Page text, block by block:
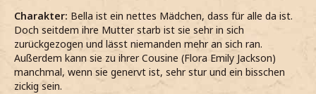
Charakter: Bella ist ein nettes Mädchen, dass für alle da ist.
Doch seitdem ihre Mutter starb ist sie sehr in sich
zurückgezogen und lässt niemanden mehr an sich ran.
Außerdem kann sie zu ihrer Cousine (Flora Emily Jackson)
manchmal, wenn sie genervt ist, sehr stur und ein bisschen
zickig sein.